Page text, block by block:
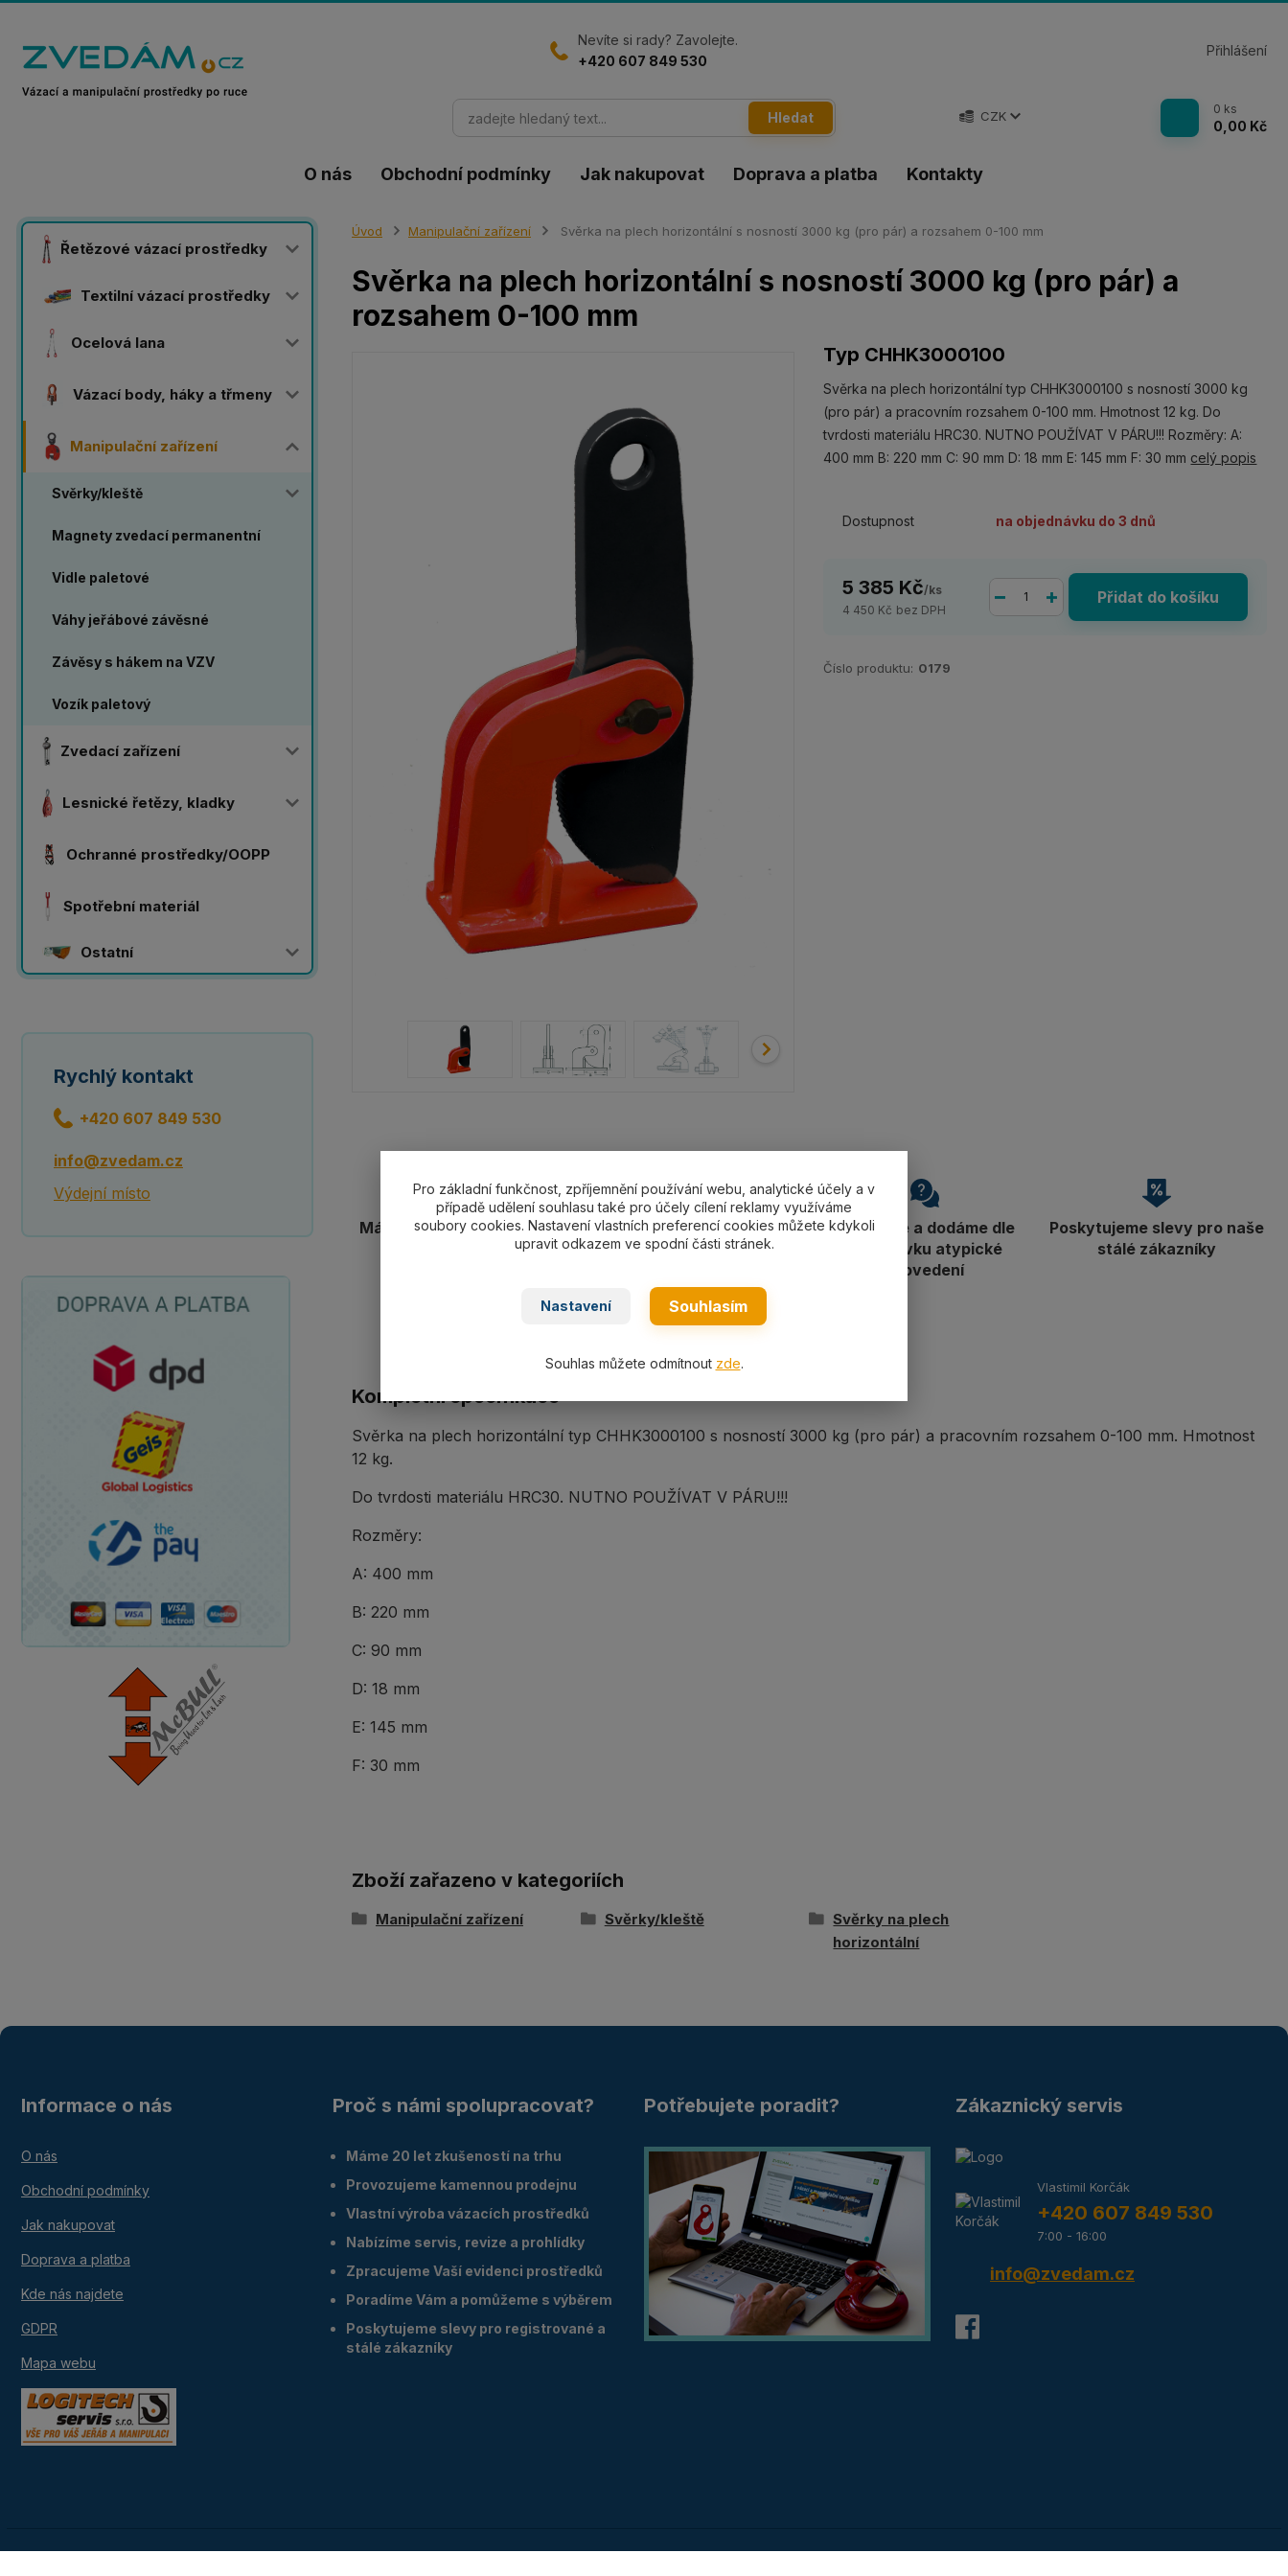
O nás Obchodní podmínky Jak nakupovat Doprava a platba Kontakty
CZK
Přihlášení
Hledat
Nevíte si rady? Zavolejte.
+420 607 849 530
0 ks
0,00 Kč
Řetězové vázací prostředky
Textilní vázací prostředky
Ocelová lana
Vázací body, háky a třmeny
Manipulační zařízení
Svěrky/kleště
Magnety zvedací permanentní
Vidle paletové
Váhy jeřábové závěsné
Závěsy s hákem na VZV
Vozík paletový
Zvedací zařízení
Lesnické řetězy, kladky
Ochranné prostředky/OOPP
Spotřební materiál
Ostatní
Rychlý kontakt
+420 607 849 530
info@zvedam.cz
Výdejní místo
Úvod Manipulační zařízení Svěrka na plech horizontální s nosností 3000 kg (pro pár) a rozsahem 0-100 mm
Svěrka na plech horizontální s nosností 3000 kg (pro pár) a
rozsahem 0-100 mm
Typ CHHK3000100
Svěrka na plech horizontální typ CHHK3000100 s nosností 3000 kg
(pro pár) a pracovním rozsahem 0-100 mm. Hmotnost 12 kg. Do
tvrdosti materiálu HRC30. NUTNO POUŽÍVAT V PÁRU!!! Rozměry: A:
400 mm B: 220 mm C: 90 mm D: 18 mm E: 145 mm F: 30 mm celý popis
Dostupnost na objednávku do 3 dnů
5 385 Kč/ks
4 450 Kč bez DPH
Přidat do košíku
Číslo produktu: 0179
Máme 20 let zkušeností na
Vlastní výroba, servis a
revize včetně vedení
Vyrobíme a dodáme dle
požadavku atypické
provedení
Poskytujeme slevy pro naše
stálé zákazníky
Kompletní specifikace
Svěrka na plech horizontální typ CHHK3000100 s nosností 3000 kg (pro pár) a pracovním rozsahem 0-100 mm. Hmotnost
12 kg.
Do tvrdosti materiálu HRC30. NUTNO POUŽÍVAT V PÁRU!!!
Rozměry:
A: 400 mm
B: 220 mm
C: 90 mm
D: 18 mm
E: 145 mm
F: 30 mm
Zboží zařazeno v kategoriích
Manipulační zařízení Svěrky/kleště
Svěrky na plech
horizontální
Informace o nás
O nás
Obchodní podmínky
Jak nakupovat
Doprava a platba
Kde nás najdete
GDPR
Mapa webu
Proč s námi spolupracovat?
Máme 20 let zkušeností na trhu
Provozujeme kamennou prodejnu
Vlastní výroba vázacích prostředků
Nabízíme servis, revize a prohlídky
Zpracujeme Vaší evidenci prostředků
Poradíme Vám a pomůžeme s výběrem
Poskytujeme slevy pro registrované a
stálé zákazníky
Potřebujete poradit? Zákaznický servis
Vlastimil Korčák
+420 607 849 530
7:00 - 16:00
info@zvedam.cz
Pro základní funkčnost, zpříjemnění používání webu, analytické účely a v
případě udělení souhlasu také pro účely cílení reklamy využíváme
soubory cookies. Nastavení vlastních preferencí cookies můžete kdykoli
upravit odkazem ve spodní části stránek.
Nastavení Souhlasím
Souhlas můžete odmítnout zde.